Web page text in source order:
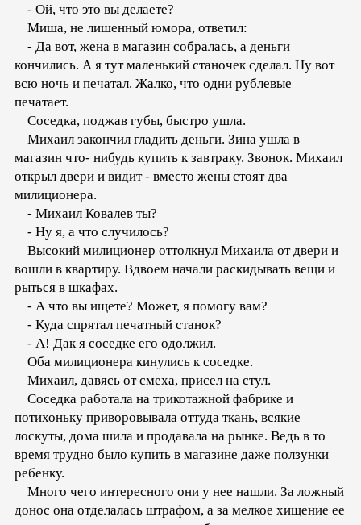
- Ой, что это вы делаете?
Миша, не лишенный юмора, ответил:
- Да вот, жена в магазин собралась, а деньги
кончились. А я тут маленький станочек сделал. Ну вот
всю ночь и печатал. Жалко, что одни рублевые
печатает.
Соседка, поджав губы, быстро ушла.
Михаил закончил гладить деньги. Зина ушла в
магазин что- нибудь купить к завтраку. Звонок. Михаил
открыл двери и видит - вместо жены стоят два
милиционера.
- Михаил Ковалев ты?
- Ну я, а что случилось?
Высокий милиционер оттолкнул Михаила от двери и
вошли в квартиру. Вдвоем начали раскидывать вещи и
рыться в шкафах.
- А что вы ищете? Может, я помогу вам?
- Куда спрятал печатный станок?
- А! Дак я соседке его одолжил.
Оба милиционера кинулись к соседке.
Михаил, давясь от смеха, присел на стул.
Соседка работала на трикотажной фабрике и
потихоньку приворовывала оттуда ткань, всякие
лоскуты, дома шила и продавала на рынке. Ведь в то
время трудно было купить в магазине даже ползунки
ребенку.
Много чего интересного они у нее нашли. За ложный
донос она отделалась штрафом, а за мелкое хищение ее